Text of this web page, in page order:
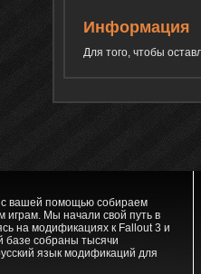
Информация
Для того, чтобы
вашей помощью собираем
Мы начали свой путь в
на модификациях к Fallout 3 и
базе собраны тысячи
язык модификаций для